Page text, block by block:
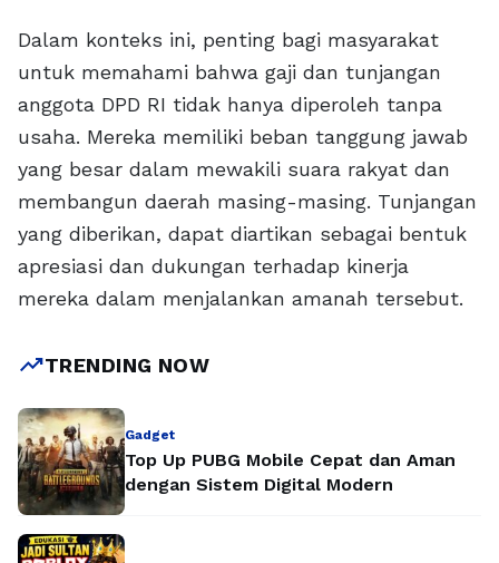
Dalam konteks ini, penting bagi masyarakat
untuk memahami bahwa gaji dan tunjangan
anggota DPD RI tidak hanya diperoleh tanpa
usaha. Mereka memiliki beban tanggung jawab
yang besar dalam mewakili suara rakyat dan
membangun daerah masing-masing. Tunjangan
yang diberikan, dapat diartikan sebagai bentuk
apresiasi dan dukungan terhadap kinerja
mereka dalam menjalankan amanah tersebut.
trending_upTRENDING NOW
Gadget
Top Up PUBG Mobile Cepat dan Aman
dengan Sistem Digital Modern